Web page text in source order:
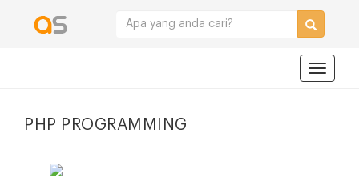
PHP PROGRAMMING